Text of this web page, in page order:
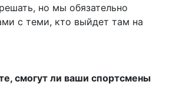
но мы обязательно
с теми, кто выйдет там на
смогут ли ваши спортсмены